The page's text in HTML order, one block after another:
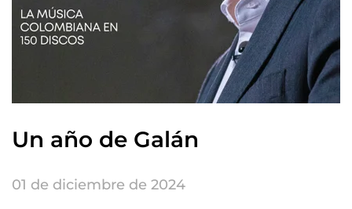
Un año de Galán
01 de diciembre de 2024